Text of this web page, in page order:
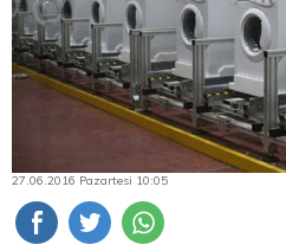
27.06.2016 Pazartesi 10:05